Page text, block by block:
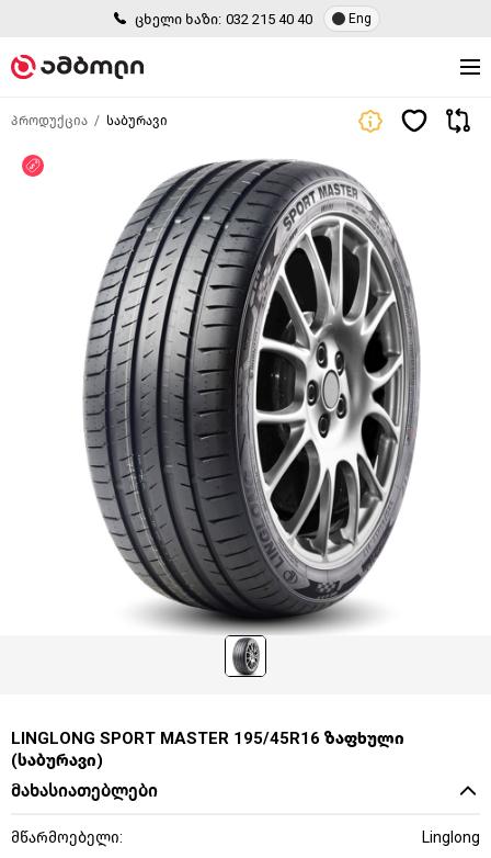
ცხელი ხაზი: 032 215 40 40 Eng
პროდუქცია საბურავი
LINGLONG SPORT MASTER 195/45R16 ზაფხული
(საბურავი)
მახასიათებლები
მწარმოებელი:
Linglong